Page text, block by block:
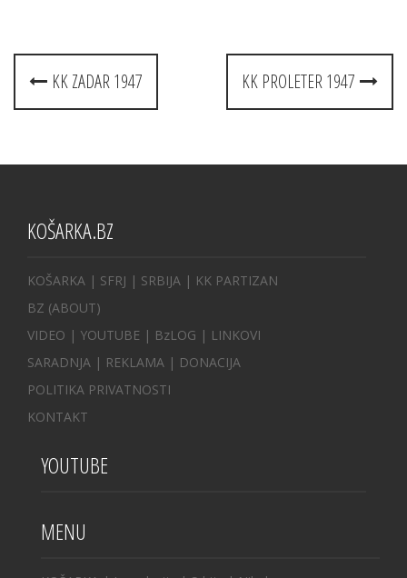
Post
navigation
KK ZADAR 1947 KK PROLETER 1947
KOŠARKA.BZ
KOŠARKA | SFRJ | SRBIJA | KK PARTIZAN
BZ (ABOUT)
VIDEO | YOUTUBE | BzLOG | LINKOVI
SARADNJA | REKLAMA | DONACIJA
POLITIKA PRIVATNOSTI
KONTAKT
YOUTUBE
MENU